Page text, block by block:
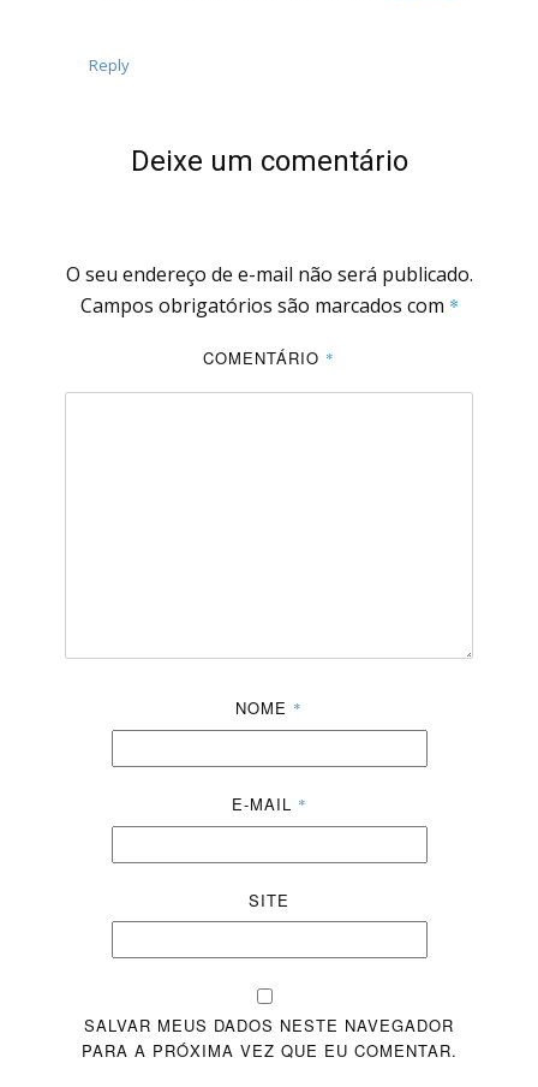
Reply
Deixe um comentário
O seu endereço de e-mail não será publicado.
Campos obrigatórios são marcados com *
COMENTÁRIO *
NOME *
E-MAIL *
SITE
SALVAR MEUS DADOS NESTE NAVEGADOR
PARA A PRÓXIMA VEZ QUE EU COMENTAR.